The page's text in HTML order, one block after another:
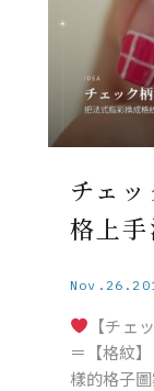
チェ
格上
【チェ
＝【格紋
樣的格子